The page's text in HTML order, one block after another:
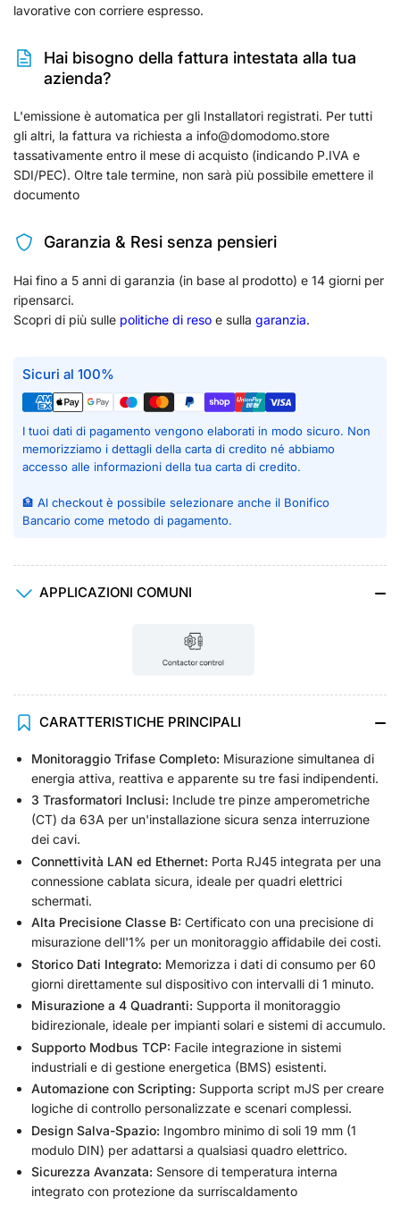
lavorative con corriere espresso.
Hai bisogno della fattura intestata alla tua
azienda?
L'emissione è automatica per gli Installatori registrati. Per tutti
gli altri, la fattura va richiesta a info@domodomo.store
tassativamente entro il mese di acquisto (indicando P.IVA e
SDI/PEC). Oltre tale termine, non sarà più possibile emettere il
documento
Garanzia & Resi senza pensieri
Hai fino a 5 anni di garanzia (in base al prodotto) e 14 giorni per
ripensarci.
Scopri di più sulle politiche di reso e sulla garanzia.
Sicuri al 100%
I tuoi dati di pagamento vengono elaborati in modo sicuro. Non
memorizziamo i dettagli della carta di credito né abbiamo
accesso alle informazioni della tua carta di credito.
🏦 Al checkout è possibile selezionare anche il Bonifico
Bancario come metodo di pagamento.
APPLICAZIONI COMUNI
CARATTERISTICHE PRINCIPALI
Monitoraggio Trifase Completo: Misurazione simultanea di
energia attiva, reattiva e apparente su tre fasi indipendenti.
3 Trasformatori Inclusi: Include tre pinze amperometriche
(CT) da 63A per un'installazione sicura senza interruzione
dei cavi.
Connettività LAN ed Ethernet: Porta RJ45 integrata per una
connessione cablata sicura, ideale per quadri elettrici
schermati.
Alta Precisione Classe B: Certificato con una precisione di
misurazione dell'1% per un monitoraggio affidabile dei costi.
Storico Dati Integrato: Memorizza i dati di consumo per 60
giorni direttamente sul dispositivo con intervalli di 1 minuto.
Misurazione a 4 Quadranti: Supporta il monitoraggio
bidirezionale, ideale per impianti solari e sistemi di accumulo.
Supporto Modbus TCP: Facile integrazione in sistemi
industriali e di gestione energetica (BMS) esistenti.
Automazione con Scripting: Supporta script mJS per creare
logiche di controllo personalizzate e scenari complessi.
Design Salva-Spazio: Ingombro minimo di soli 19 mm (1
modulo DIN) per adattarsi a qualsiasi quadro elettrico.
Sicurezza Avanzata: Sensore di temperatura interna
integrato con protezione da surriscaldamento